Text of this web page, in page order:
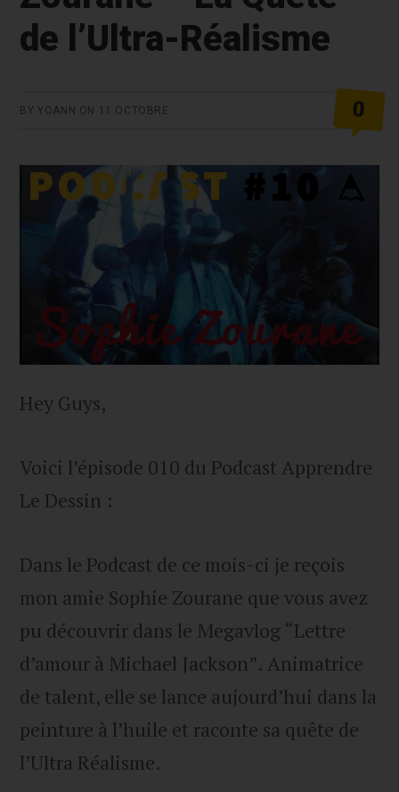
de l’Ultra-Réalisme
BY YOANN ON 11 OCTOBRE 0
Hey Guys,
Voici l’épisode 010 du Podcast Apprendre
Le Dessin :
Dans le Podcast de ce mois-ci je reçois
mon amie Sophie Zourane que vous avez
pu découvrir dans le Megavlog “Lettre
d’amour à Michael Jackson”. Animatrice
de talent, elle se lance aujourd’hui dans la
peinture à l’huile et raconte sa quête de
l’Ultra Réalisme.